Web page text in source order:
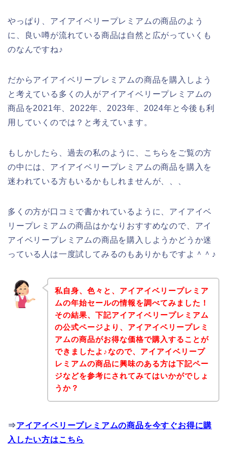
やっぱり、アイアイベリープレミアムの商品のよう
に、良い噂が流れている商品は自然と広がっていくも
のなんですね♪
だからアイアイベリープレミアムの商品を購入しよう
と考えている多くの人がアイアイベリープレミアムの
商品を2021年、2022年、2023年、2024年と今後も利
用していくのでは？と考えています。
もしかしたら、過去の私のように、こちらをご覧の方
の中には、アイアイベリープレミアムの商品を購入を
迷われている方もいるかもしれませんが、、、
多くの方が口コミで書かれているように、アイアイベ
リープレミアムの商品はかなりおすすめなので、アイ
アイベリープレミアムの商品を購入しようかどうか迷
っている人は一度試してみるのもありかもですよ＾＾♪
私自身、色々と、アイアイベリープレミア
ムの年始セールの情報を調べてみました！
その結果、下記アイアイベリープレミアム
の公式ページより、アイアイベリープレミ
アムの商品がお得な価格で購入することが
できましたよ♪なので、アイアイベリープ
レミアムの商品に興味のある方は下記ペー
ジなどを参考にされてみてはいかがでしょ
うか？
⇒アイアイベリープレミアムの商品を今すぐお得に購
入したい方はこちら